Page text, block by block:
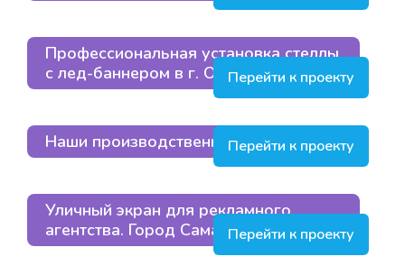
Профессиональная установка стеллы
с лед-баннером в г. Октябрьский
Перейти к проекту
Наши производственные линииПерейти к проекту
Уличный экран для рекламного
агентства. Город СамараПерейти к проекту